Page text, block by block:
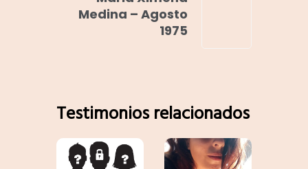
Medina – Agosto
1975
Testimonios relacionados